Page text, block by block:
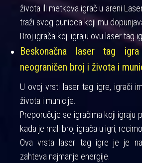
života ili metkova igrač u areni
traži svog punioca koji mu
Broj igrača koji igraju ovu laser tag
Beskonačna laser tag
neograničen broj i života i
U ovoj vrsti laser tag igre, igrači
života i municije.
Preporučuje se igračima koji igraju
kada je mali broj igrača u igri,
Ova vrsta laser tag igre je je
zahteva najmanje energije.